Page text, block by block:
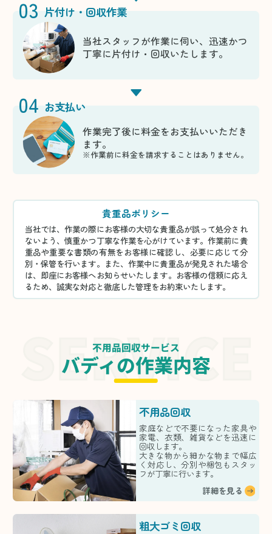
03 片付け・回収作業
当社スタッフが作業に伺い、迅速かつ
丁寧に片付け・回収いたします。
04 お支払い
作業完了後に料金をお支払いいただき
ます。
※作業前に料金を請求することはありません。
貴重品ポリシー
当社では、作業の際にお客様の大切な貴重品が誤って処分され
ないよう、慎重かつ丁寧な作業を心がけています。作業前に貴
重品や重要な書類の有無をお客様に確認し、必要に応じて分
別・保管を行います。また、作業中に貴重品が発見された場合
は、即座にお客様へお知らせいたします。お客様の信頼に応え
るため、誠実な対応と徹底した管理をお約束いたします。
不用品回収サービス
バディの作業内容
不用品回収
家庭などで不要になった家具や
家電、衣類、雑貨などを迅速に
回収します。
大きな物から細かな物まで幅広
く対応し、分別や梱包もスタッ
フが丁寧に行います。
詳細を見る
粗大ゴミ回収